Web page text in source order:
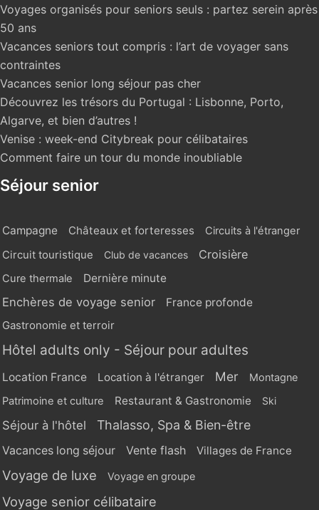
Voyages organisés pour seniors seuls : partez serein après
50 ans
Vacances seniors tout compris : l’art de voyager sans
contraintes
Vacances senior long séjour pas cher
Découvrez les trésors du Portugal : Lisbonne, Porto,
Algarve, et bien d’autres !
Venise : week-end Citybreak pour célibataires
Comment faire un tour du monde inoubliable
Séjour senior
Campagne Châteaux et forteresses
Circuits à l'étranger
Circuit touristique
Club de vacances Croisière
Cure thermale Dernière minute
Enchères de voyage senior
France profonde
Gastronomie et terroir
Hôtel adults only - Séjour pour adultes
Location France Location à l'étranger Mer Montagne
Patrimoine et culture Restaurant & Gastronomie Ski
Séjour à l'hôtel Thalasso, Spa & Bien-être
Vacances long séjour Vente flash Villages de France
Voyage de luxe Voyage en groupe
Voyage senior célibataire